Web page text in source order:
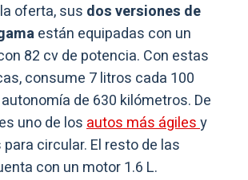
oferta, sus dos versiones de
están equipadas con un
82 cv de potencia. Con estas
consume 7 litros cada 100
de 630 kilómetros. De
uno de losautos más ágilesy
circular. El resto de las
con un motor 1.6 L.